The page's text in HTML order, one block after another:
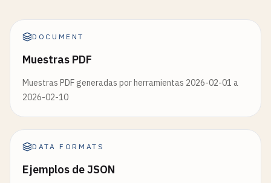
DOCUMENT
Muestras PDF
Muestras PDF generadas por herramientas 2026-02-01 a
2026-02-10
DATA FORMATS
Ejemplos de JSON